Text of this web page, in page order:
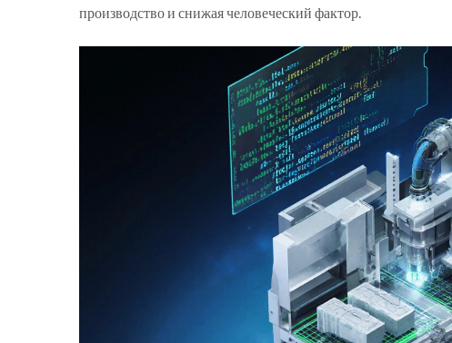
производство и снижая человеческий фактор.